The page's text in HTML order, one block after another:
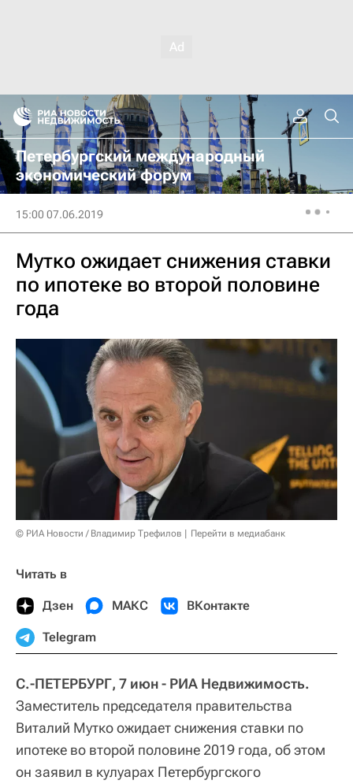
Петербургский международный
экономический форум
15:00 07.06.2019
Мутко ожидает снижения ставки
по ипотеке во второй половине
года
© РИА Новости / Владимир Трефилов Перейти в медиабанк
Читать в
Дзен МАКС ВКонтакте
Telegram
С.-ПЕТЕРБУРГ, 7 июн - РИА Недвижимость.
Заместитель председателя правительства
Виталий Мутко ожидает снижения ставки по
ипотеке во второй половине 2019 года, об этом
он заявил в кулуарах Петербургского